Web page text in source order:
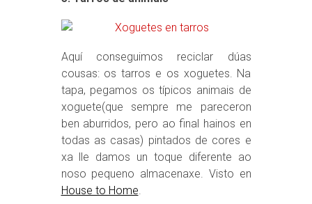
Aquí conseguimos reciclar dúas
cousas: os tarros e os xoguetes. Na
tapa, pegamos os típicos animais de
xoguete(que sempre me pareceron
ben aburridos, pero ao final hainos en
todas as casas) pintados de cores e
xa lle damos un toque diferente ao
noso pequeno almacenaxe. Visto en
House to Home.